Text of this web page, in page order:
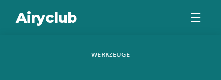
Airyclub ☰
WERKZEUGE